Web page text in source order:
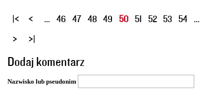
S
o
n
y
… 46 47 48 49 50 51 52 53 54 …
Dodaj komentarz
Nazwisko lub pseudonim